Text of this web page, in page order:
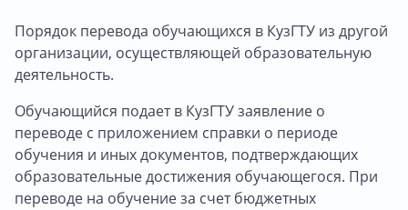
Порядок перевода обучающихся в КузГТУ из другой
организации, осуществляющей образовательную
деятельность.
Обучающийся подает в КузГТУ заявление о
переводе с приложением справки о периоде
обучения и иных документов, подтверждающих
образовательные достижения обучающегося. При
переводе на обучение за счет бюджетных